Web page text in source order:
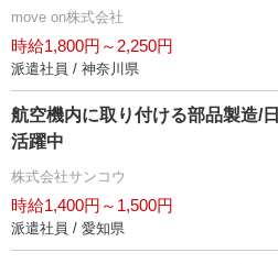
move on株式会社
時給1,800円～2,250円
派遣社員 / 神奈川県
航空機内に取り付ける部品製造/
活躍中
株式会社サンコウ
時給1,400円～1,500円
派遣社員 / 愛知県